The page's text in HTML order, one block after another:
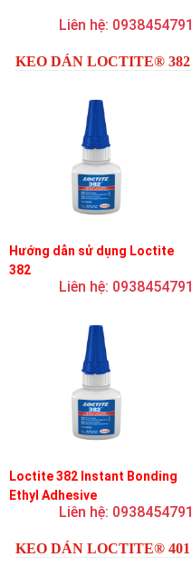
Liên hệ: 0938454791
KEO DÁN LOCTITE® 382
Hướng dẫn sử dụng Loctite
382
Liên hệ: 0938454791
Loctite 382 Instant Bonding
Ethyl Adhesive
Liên hệ: 0938454791
KEO DÁN LOCTITE® 401